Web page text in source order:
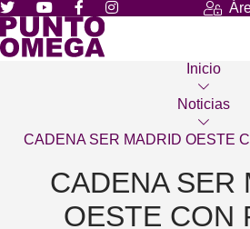
Inicio
Noticias
CADENA SER MADRID OESTE
CADENA SER
OESTE CON